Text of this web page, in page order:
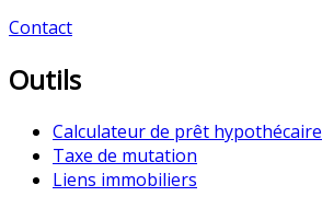
Contact
Outils
Calculateur de prêt hypothécaire
Taxe de mutation
Liens immobiliers